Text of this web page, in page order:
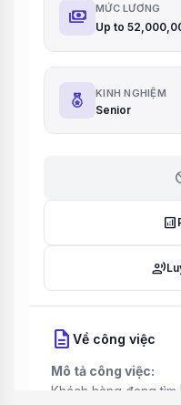
payments MỨC LƯƠNG
Up to
KINH NGHIỆM
Senior
analytics
record_voice_over
description Về công việc
Mô tả công việc:
Khách hàng đang tìm